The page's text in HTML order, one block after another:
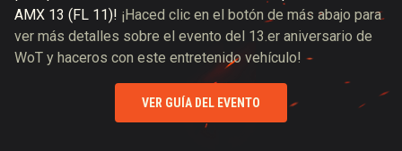
AMX 13 (FL 11)! ¡Haced clic en el botón de más abajo para
ver más detalles sobre el evento del 13.er aniversario de
WoT y haceros con este entretenido vehículo!
VER GUÍA DEL EVENTO